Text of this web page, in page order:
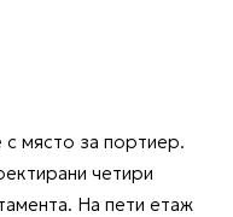
място за портиер.
четири
На пети етаж